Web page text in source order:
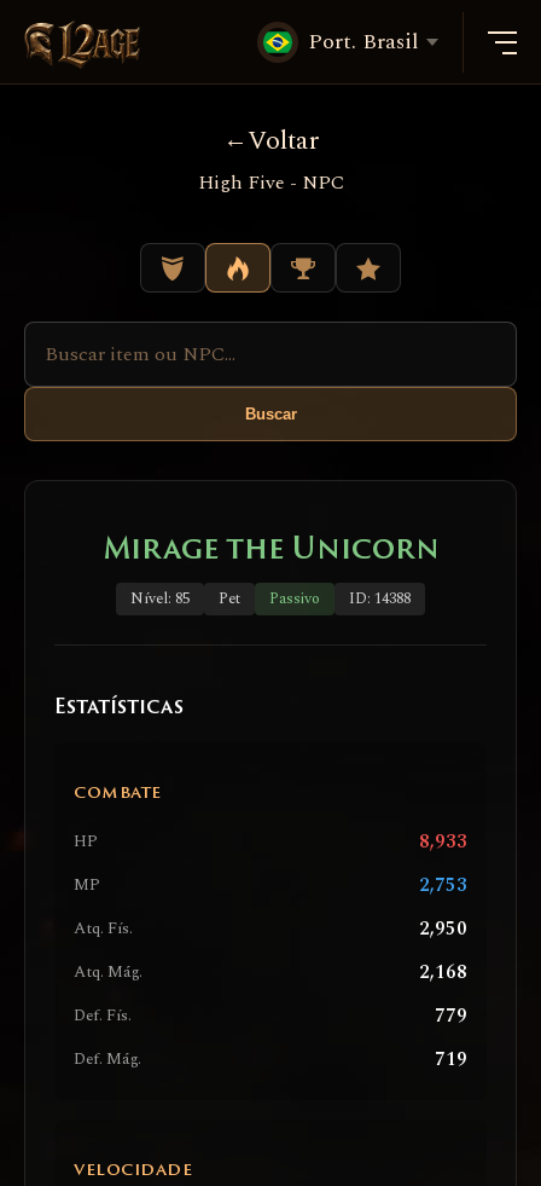
Port. Brasil
Voltar
High Five - NPC
Buscar
Mirage the Unicorn
Nível: 85 Pet Passivo ID: 14388
Estatísticas
COMBATE
HP 8,933
MP 2,753
Atq. Fís. 2,950
Atq. Mág. 2,168
Def. Fís. 779
Def. Mág. 719
VELOCIDADE